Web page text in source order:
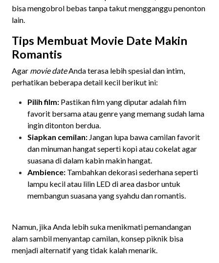
bisa mengobrol bebas tanpa takut mengganggu penonton
lain.
Tips Membuat Movie Date Makin
Romantis
Agar movie dateAnda terasa lebih spesial dan intim,
perhatikan beberapa detail kecil berikut ini:
Pilih film: Pastikan film yang diputar adalah film
favorit bersama atau genre yang memang sudah lama
ingin ditonton berdua.
Siapkan cemilan: Jangan lupa bawa camilan favorit
dan minuman hangat seperti kopi atau cokelat agar
suasana di dalam kabin makin hangat.
Ambience: Tambahkan dekorasi sederhana seperti
lampu kecil atau lilin LED di area dasbor untuk
membangun suasana yang syahdu dan romantis.
Namun, jika Anda lebih suka menikmati pemandangan
alam sambil menyantap camilan, konsep piknik bisa
menjadi alternatif yang tidak kalah menarik.